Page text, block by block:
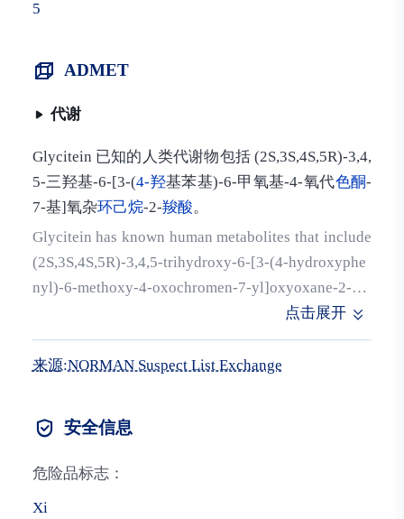
5
ADMET
代谢
Glycitein 已知的人类代谢物包括 (2S,3S,4S,5R)-3,4,
5-三羟基-6-[3-(4-羟基苯基)-6-甲氧基-4-氧代色酮-
7-基]氧杂环己烷-2-羧酸。
Glycitein has known human metabolites that include
(2S,3S,4S,5R)-3,4,5-trihydroxy-6-[3-(4-hydroxyphe
nyl)-6-methoxy-4-oxochromen-7-yl]oxyoxane-2-car
点击展开
来源:NORMAN Suspect List Exchange
安全信息
危险品标志：
Xi